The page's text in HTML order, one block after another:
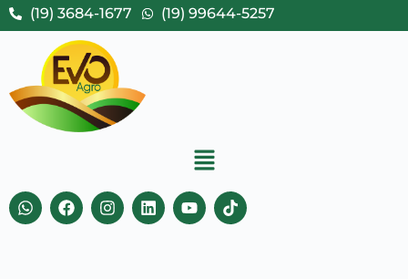
(19) 3684-1677 (19) 99644-5257